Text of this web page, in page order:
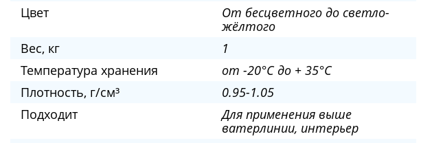
Цвет
От бесцветного до светло-
жёлтого
Вес, кг
1
Температура хранения
от -20°C до + 35°C
Плотность, ‎г/см³
0.95-1.05
Подходит
Для применения выше
ватерлинии, интерьер